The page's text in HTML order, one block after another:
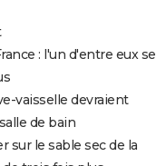
: l'un d'entre eux se
vaisselle devraient
de bain
sur le sable sec de la